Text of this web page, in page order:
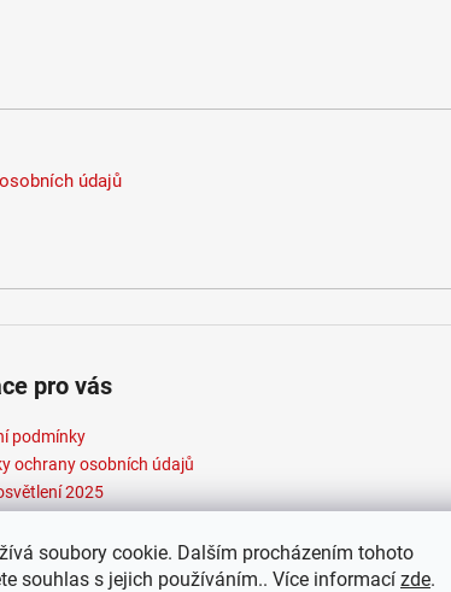
soubory cookie. Dalším procházením tohoto
souhlas s jejich používáním.. Více informací zde.
údajů
pro vás
podmínky
ochrany osobních údajů
2025